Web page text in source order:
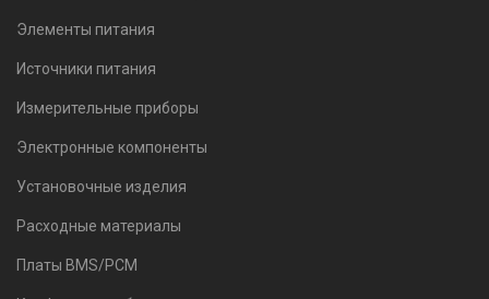
Элементы питания
Источники питания
Измерительные приборы
Электронные компоненты
Установочные изделия
Расходные материалы
Платы BMS/PCM